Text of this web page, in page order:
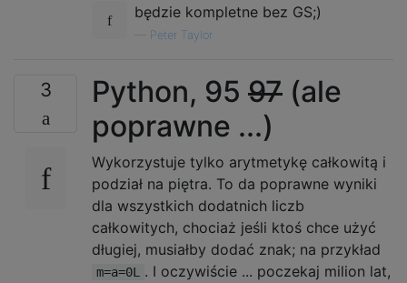
będzie kompletne bez GS;)
Peter Taylor
3 Python, 95 97 (ale
poprawne ...)
Wykorzystuje tylko arytmetykę całkowitą i
podział na piętra. To da poprawne wyniki
dla wszystkich dodatnich liczb
całkowitych, chociaż jeśli ktoś chce użyć
długiej, musiałby dodać znak; na przykład
m=a=0L
. I oczywiście ... poczekaj milion lat,